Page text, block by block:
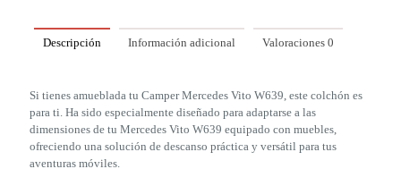
Descripción Información adicional Valoraciones 0
Si tienes amueblada tu Camper Mercedes Vito W639, este colchón es
para ti. Ha sido especialmente diseñado para adaptarse a las
dimensiones de tu Mercedes Vito W639 equipado con muebles,
ofreciendo una solución de descanso práctica y versátil para tus
aventuras móviles.